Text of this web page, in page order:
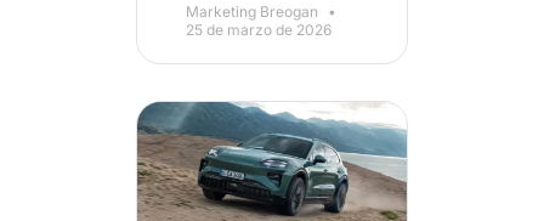
Marketing Breogan
25 de marzo de 2026